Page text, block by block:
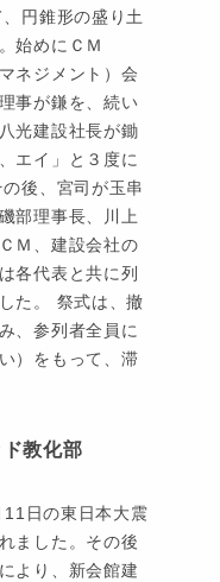
円錐形の盛り土
始めにＣＭ
ネジメント）会
事が鎌を、続い
光建設社長が鋤
エイ」と３度に
後、宮司が玉串
部理事長、川上
Ｍ、建設会社の
各代表と共に列
た。 祭式は、撤
、参列者全員に
）をもって、滞
教化部
日の東日本大震
ました。その後
より、新会館建